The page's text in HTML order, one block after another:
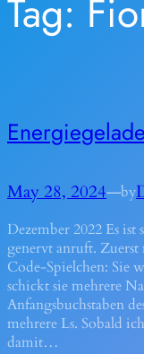
Tag:
May 28, 2024—by
Dezember 2022 Es
genervt anruft.
Code-Spielchen: Sie
schickt sie mehrere
Anfangsbuchstaben
mehrere Ls. Sobald
damit…